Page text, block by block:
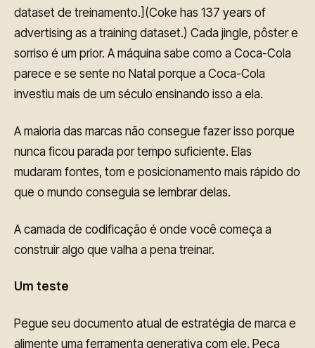
dataset de treinamento.](Coke has 137 years of
advertising as a training dataset.) Cada jingle, pôster e
sorriso é um prior. A máquina sabe como a Coca-Cola
parece e se sente no Natal porque a Coca-Cola
investiu mais de um século ensinando isso a ela.
A maioria das marcas não consegue fazer isso porque
nunca ficou parada por tempo suficiente. Elas
mudaram fontes, tom e posicionamento mais rápido do
que o mundo conseguia se lembrar delas.
A camada de codificação é onde você começa a
construir algo que valha a pena treinar.
Um teste
Pegue seu documento atual de estratégia de marca e
alimente uma ferramenta generativa com ele. Peça